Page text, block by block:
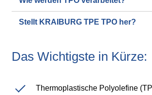
Webinar
TPE WISSEN
Stellt KRAIBURG TPE TPO her?
Das Wichtigste in Kürze:
Thermoplastische Polyolefine